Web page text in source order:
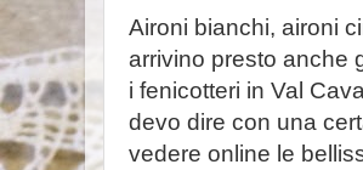
Aironi bianchi, aironi
arrivino presto anche
i fenicotteri in Val
devo dire con una
vedere online le